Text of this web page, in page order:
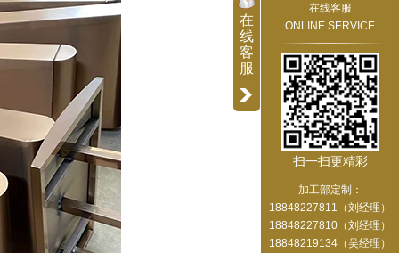
在
线
客
服
在线客服
ONLINE SERVICE
扫一扫更精彩
加工部定制：
18848227811（刘经理）
18848227810（刘经理）
18848219134（吴经理）